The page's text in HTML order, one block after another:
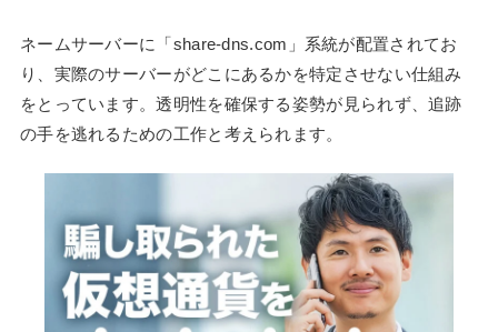
ネームサーバーに「share-dns.com」系統が配置されてお
り、実際のサーバーがどこにあるかを特定させない仕組み
をとっています。透明性を確保する姿勢が見られず、追跡
の手を逃れるための工作と考えられます。